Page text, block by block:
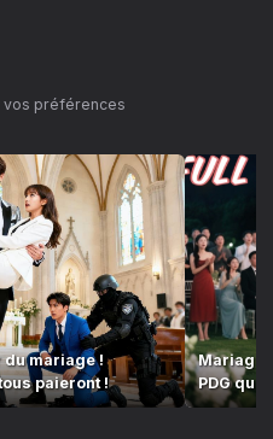
vos préférences
du mariage !
paieront !
Mariage,
PDG qui